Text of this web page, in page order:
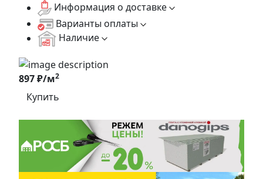
Информация о доставке
Варианты оплаты
Наличие
897 ₽/м2
Купить